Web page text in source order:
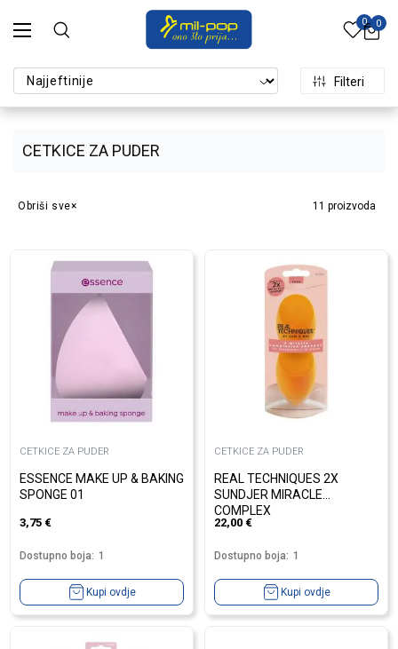
0 0
CETKICE ZA PUDER
Filteri
11 proizvoda
Obriši sve
CETKICE ZA PUDER
ESSENCE MAKE UP & BAKING
SPONGE 01
3,75 €
Dostupno boja: 1
Kupi ovdje
CETKICE ZA PUDER
REAL TECHNIQUES 2X
SUNDJER MIRACLE
COMPLEX
22,00 €
Dostupno boja: 1
Kupi ovdje